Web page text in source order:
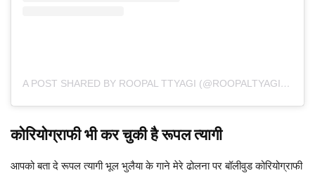
A POST SHARED BY ROOPAL TTYAGI (@ROOPALTYAGI06)
कोरियोग्राफी भी कर चुकी है रूपल त्यागी
आपको बता दे रूपल त्यागी भूल भुलैया के गाने मेरे ढोलना पर बॉलीवुड कोरियोग्राफी